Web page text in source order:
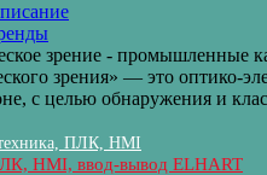
зрение - промышленные
зрения» — это оптико-
с целью обнаружения и
ПЛК, HMI
HMI, ввод-вывод ELHART